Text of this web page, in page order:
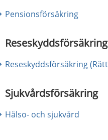
Pensionsförsäkring
Reseskyddsförsäkring
Sjukvårdsförsäkring
Hälso- och sjukvård